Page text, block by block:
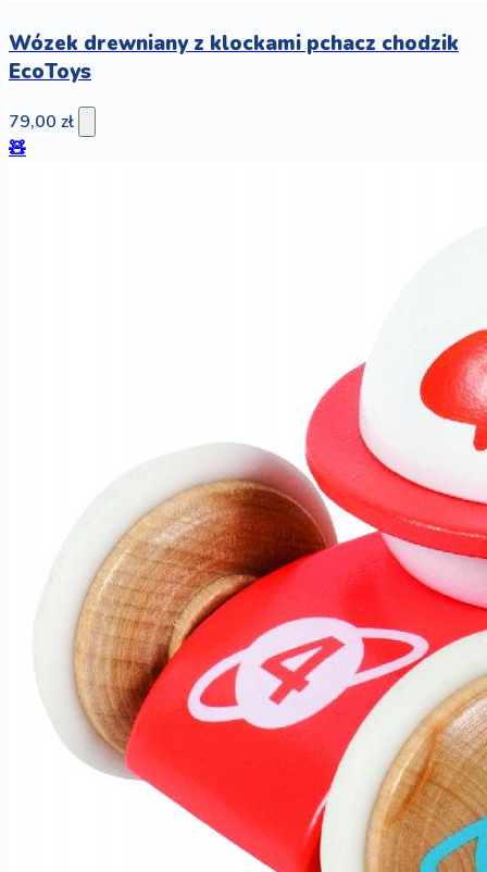
Wózek drewniany z klockami pchacz chodzik
EcoToys
79,00 zł
🧸